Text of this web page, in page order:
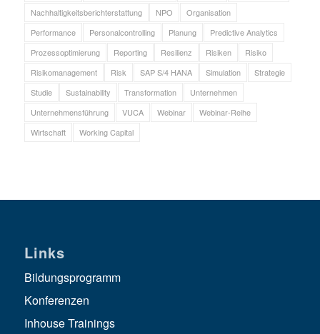
Nachhaltigkeitsberichterstattung
NPO
Organisation
Performance
Personalcontrolling Planung
Predictive Analytics
Prozessoptimierung
Reporting Resilienz Risiken
Risiko
Risikomanagement
Risk SAP S/4 HANA Simulation
Strategie
Studie
Sustainability Transformation
Unternehmen
Unternehmensführung
VUCA Webinar
Webinar-Reihe
Wirtschaft
Working Capital
Links
Bildungsprogramm
Konferenzen
Inhouse Trainings